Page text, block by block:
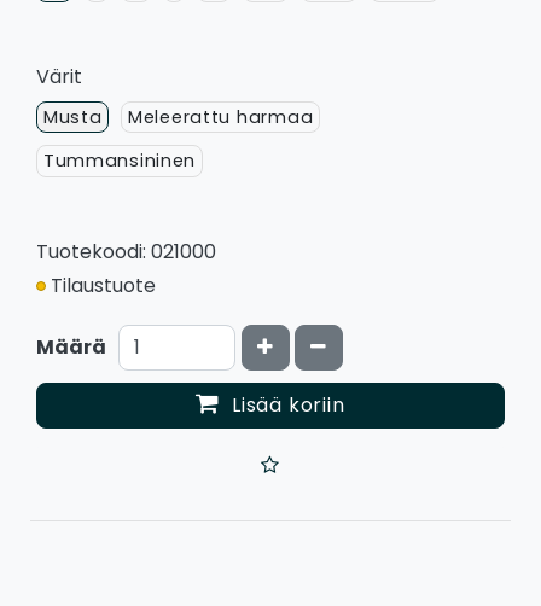
Värit
Musta
Meleerattu harmaa
Tummansininen
Tuotekoodi: 021000
Tilaustuote
Määrä Kasvata määrää
Vähennä määrää
Lisää koriin